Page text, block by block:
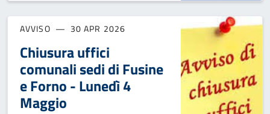
AVVISO 30 APR 2026
Chiusura uffici
comunali sedi di Fusine
e Forno - Lunedì 4
Maggio